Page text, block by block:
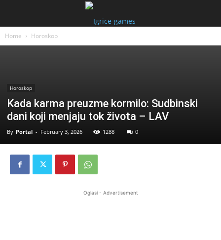
Home Horoskop
Horoskop
Kada karma preuzme kormilo: Sudbinski
dani koji menjaju tok života – LAV
By Portal - February 3, 2026 1288 0
Oglasi - Advertisement